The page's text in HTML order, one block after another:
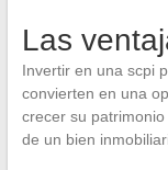
Las
Invertir en una scpi
convierten en una
crecer su
de un bien